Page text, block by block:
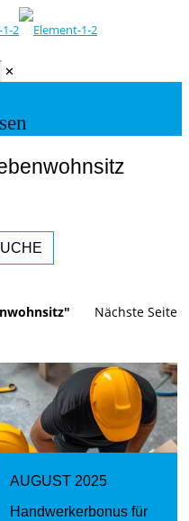
✕
Nächste Seite
AUGUST 2025
Handwerkerbonus für